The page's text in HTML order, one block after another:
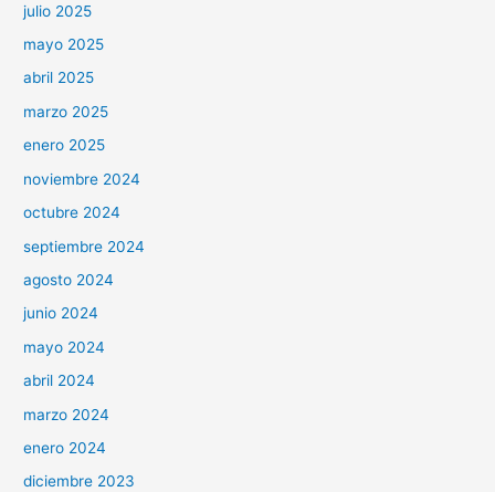
julio 2025
mayo 2025
abril 2025
marzo 2025
enero 2025
noviembre 2024
octubre 2024
septiembre 2024
agosto 2024
junio 2024
mayo 2024
abril 2024
marzo 2024
enero 2024
diciembre 2023